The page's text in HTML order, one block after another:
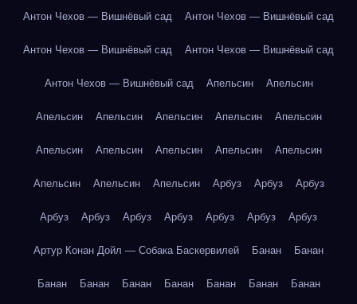
Антон Чехов — Вишнёвый сад Антон Чехов — Вишнёвый сад
Антон Чехов — Вишнёвый сад Антон Чехов — Вишнёвый сад
Антон Чехов — Вишнёвый сад Апельсин Апельсин
Апельсин Апельсин Апельсин Апельсин Апельсин
Апельсин Апельсин Апельсин Апельсин Апельсин
Апельсин Апельсин Апельсин Арбуз Арбуз Арбуз
Арбуз Арбуз Арбуз Арбуз Арбуз Арбуз Арбуз
Артур Конан Дойл — Собака Баскервилей Банан Банан
Банан Банан Банан Банан Банан Банан Банан